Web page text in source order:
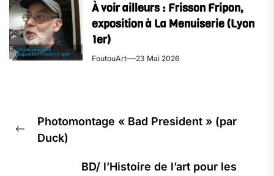
À voir ailleurs : Frisson Fripon,
exposition à La Menuiserie (Lyon
1er)
FoutouArt 23 Mai 2026
de
l’article
Previous
Photomontage « Bad President » (par
Duck)
BD/ l’Histoire de l’art pour les